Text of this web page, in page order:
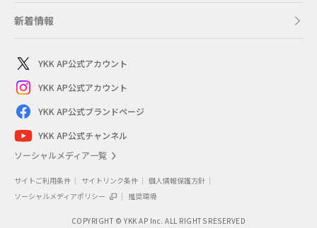
新着情報
YKK AP公式アカウント
YKK AP公式アカウント
YKK AP公式ブランドページ
YKK AP公式チャンネル
ソーシャルメディア一覧
サイトご利用条件 サイトリンク条件
個人情報保護方針
ソーシャルメディアポリシー
推奨環境
COPYRIGHT © YKK AP Inc. ALL RIGHTS RESERVED